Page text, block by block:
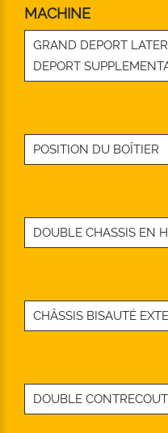
MACHINE
GRAND DEPORT
DEPORT
POSITION DU BOÎTIER
DOUBLE CHASSIS EN
CHÂSSIS BISAUTÉ
DOUBLE